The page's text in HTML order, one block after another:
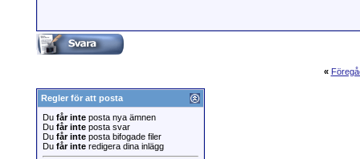
«
Regler för att posta
Du får inte posta nya ämnen
Du får inte posta svar
Du får inte posta bifogade filer
Du får inte redigera dina inlägg